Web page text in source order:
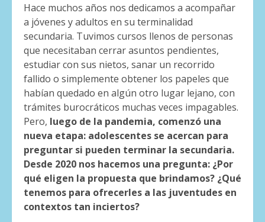
Hace muchos años nos dedicamos a acompañar
a jóvenes y adultos en su terminalidad
secundaria. Tuvimos cursos llenos de personas
que necesitaban cerrar asuntos pendientes,
estudiar con sus nietos, sanar un recorrido
fallido o simplemente obtener los papeles que
habían quedado en algún otro lugar lejano, con
trámites burocráticos muchas veces impagables.
Pero, luego de la pandemia, comenzó una
nueva etapa: adolescentes se acercan para
preguntar si pueden terminar la secundaria.
Desde 2020 nos hacemos una pregunta: ¿Por
qué eligen la propuesta que brindamos? ¿Qué
tenemos para ofrecerles a las juventudes en
contextos tan inciertos?